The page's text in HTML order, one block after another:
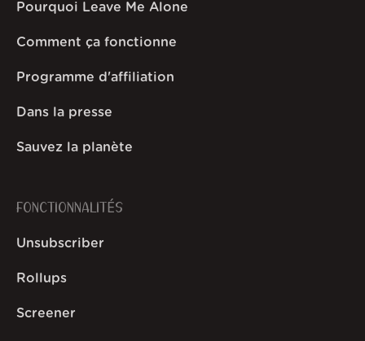
Pourquoi Leave Me Alone
Comment ça fonctionne
Programme d'affiliation
Dans la presse
Sauvez la planète
FONCTIONNALITÉS
Unsubscriber
Rollups
Screener